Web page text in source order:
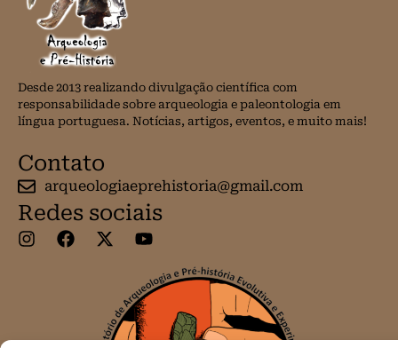
Desde 2013 realizando divulgação científica com
responsabilidade sobre arqueologia e paleontologia em
língua portuguesa. Notícias, artigos, eventos, e muito mais!
Contato
arqueologiaeprehistoria@gmail.com
Redes sociais